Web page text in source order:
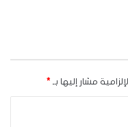
مشار إليها بـ *